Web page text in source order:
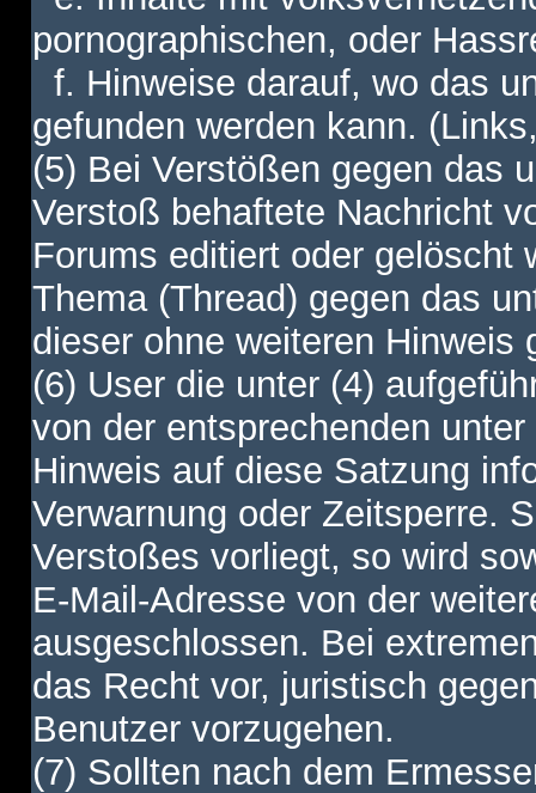
pornographischen, oder
f. Hinweise darauf, wo das
gefunden werden kann.
(5) Bei Verstößen gegen das
Verstoß behaftete Nachricht
Forums editiert oder gelöscht
Thema (Thread) gegen das
dieser ohne weiteren Hinweis
(6) User die unter (4)
von der entsprechenden
Hinweis auf diese Satzung
Verwarnung oder Zeitsperre.
Verstoßes vorliegt, so wird
E-Mail-Adresse von der
ausgeschlossen. Bei
das Recht vor, juristisch
Benutzer vorzugehen.
(7) Sollten nach dem